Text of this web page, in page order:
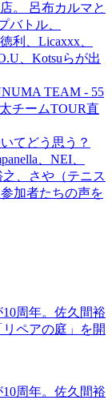
。 呂布カルマと
バトル、
利、Licaxxx、
、Kotsuらが出
TEAM - 55
太チームTOUR直
てどう思う？
、NEI、
、さや（テニス
加者たちの声を
周年。佐久間裕
ペアの庭」を開
周年。佐久間裕